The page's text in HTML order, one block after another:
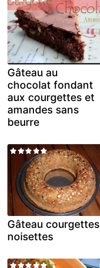
Gâteau au
chocolat fondant
aux courgettes et
amandes sans
beurre
Gâteau courgettes
noisettes